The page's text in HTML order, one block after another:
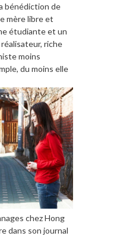
bénédiction de
mère libre et
étudiante et un
riche
moins
du moins elle
chez Hong
dans son journal